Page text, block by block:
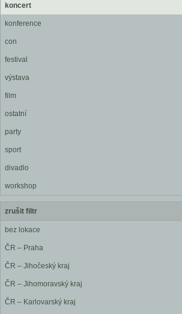
koncert
konference
con
festival
výstava
film
ostatní
party
sport
divadlo
workshop
zrušit filtr
bez lokace
ČR – Praha
ČR – Jihočeský kraj
ČR – Jihomoravský kraj
ČR – Karlovarský kraj